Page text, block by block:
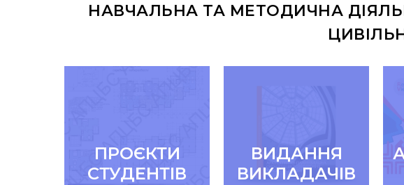
НАВЧАЛЬНА ТА МЕТОДИЧНА
ПРОЄКТИ
СТУДЕНТІВ
ВИДАННЯ
ВИКЛАДАЧІВ